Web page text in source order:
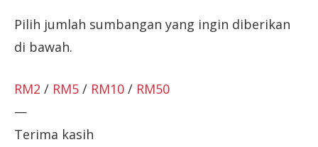
Pilih jumlah sumbangan yang ingin diberikan
di bawah.
RM2 / RM5 / RM10 / RM50
—
Terima kasih